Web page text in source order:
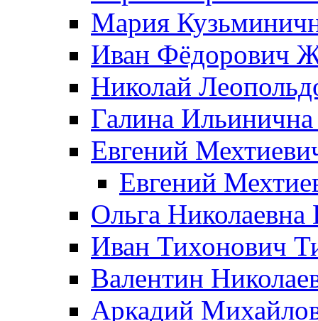
Мария
Иван Фёдорович
Николай
Галина
Евгений
Евгений
Ольга Николаевна
Иван Тихонович
Валентин
Аркадий